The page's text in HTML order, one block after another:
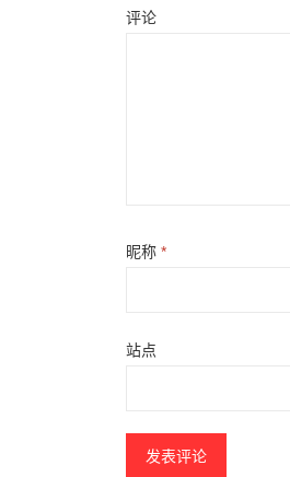
评论
昵称 *
站点